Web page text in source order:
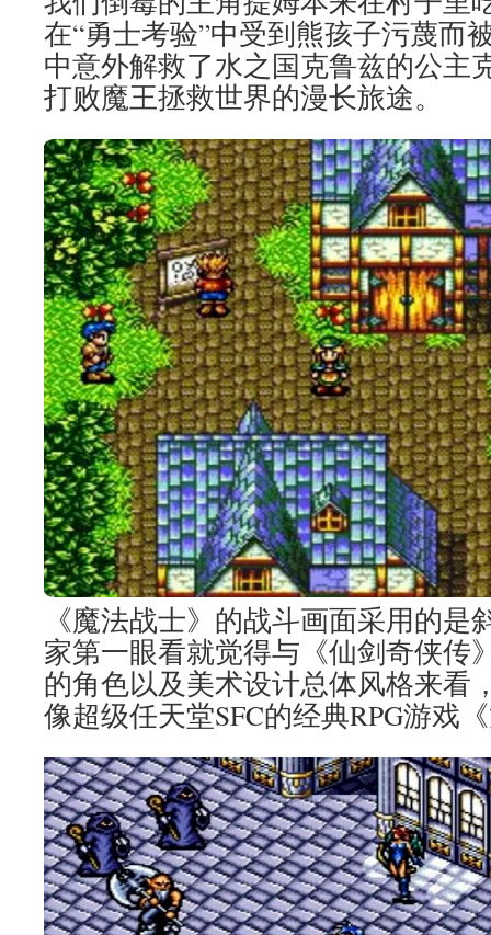
在“勇士考验”中受到熊孩子污蔑而
中意外解救了水之国克鲁兹的公主
打败魔王拯救世界的漫长旅途。
《魔法战士》的战斗画面采用的是
家第一眼看就觉得与《仙剑奇侠传
的角色以及美术设计总体风格来看
像超级任天堂SFC的经典RPG游戏